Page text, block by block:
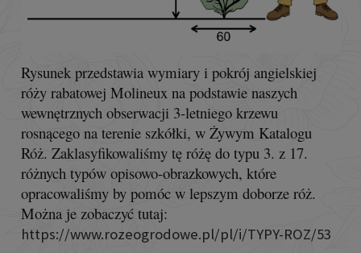
Rysunek przedstawia wymiary i pokrój angielskiej
róży rabatowej Molineux na podstawie naszych
wewnętrznych obserwacji 3-letniego krzewu
rosnącego na terenie szkółki, w Żywym Katalogu
Róż. Zaklasyfikowaliśmy tę różę do typu 3. z 17.
różnych typów opisowo-obrazkowych, które
opracowaliśmy by pomóc w lepszym doborze róż.
Można je zobaczyć tutaj:
https://www.rozeogrodowe.pl/pl/i/TYPY-ROZ/53